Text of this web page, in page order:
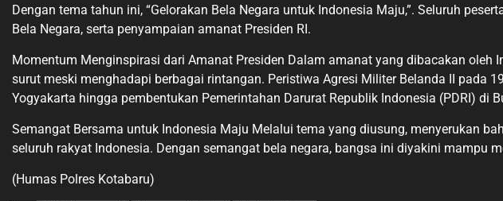
Dengan tema tahun ini, “Gelorakan Bela Negara untuk Indonesia Maju,”. Seluruh
Bela Negara, serta penyampaian amanat Presiden RI.
Momentum Menginspirasi dari Amanat Presiden Dalam amanat yang dibacakan oleh
surut meski menghadapi berbagai rintangan. Peristiwa Agresi Militer Belanda II pada
Yogyakarta hingga pembentukan Pemerintahan Darurat Republik Indonesia (PDRI) di
Semangat Bersama untuk Indonesia Maju Melalui tema yang diusung, menyerukan
seluruh rakyat Indonesia. Dengan semangat bela negara, bangsa ini diyakini mampu
(Humas Polres Kotabaru)